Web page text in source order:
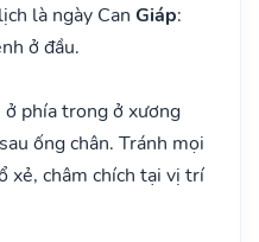
là ngày Can Giáp:
ở đầu.
phía trong ở xương
ống chân. Tránh mọi
xẻ, châm chích tại vị trí